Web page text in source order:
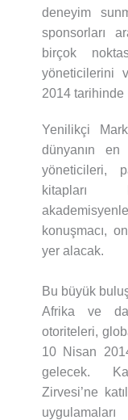
deneyim
sponsorları
birçok
yöneticilerini
2014 tarihinde
Yenilikçi
dünyanın
yöneticileri,
kitapları
konuşmacı,
yer alacak.
Bu büyük
Afrika ve
otoriteleri,
10 Nisan
gelecek.
Zirvesi’ne